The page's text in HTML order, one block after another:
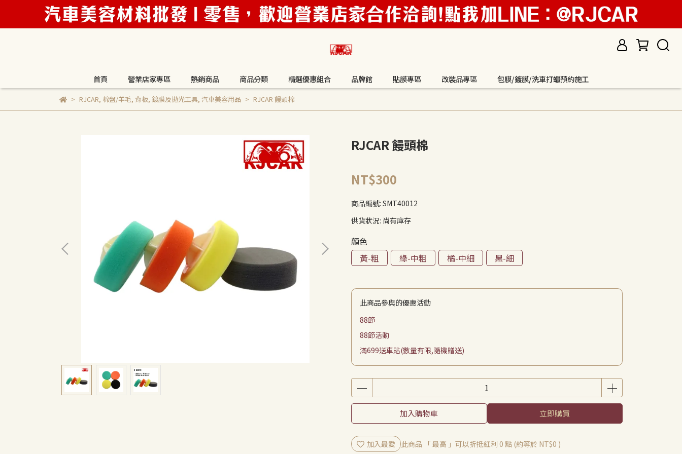
首頁 營業店家專區 熱銷商品 商品分類 精選優惠組合 品牌館 貼膜專區 改裝品專區 包膜/鍍膜/洗車打蠟預約施工
RJCAR, 棉盤/羊毛, 背板, 鍍膜及拋光工具, 汽車美容用品 RJCAR 饅頭棉
RJCAR 饅頭棉
NT$300
商品編號: SMT40012
供貨狀況: 尚有庫存
顏色
黃-粗
綠-中粗 橘-中細 黑-細
此商品參與的優惠活動
88節
88節活動
滿699送車貼(數量有限,隨機贈送)
加入購物車 立即購買
加入最愛 此商品 「 最高 」可以折抵紅利 0 點 (約等於 NT$0 )